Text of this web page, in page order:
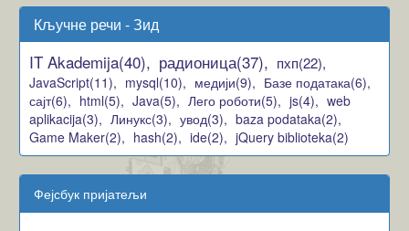
Кључне речи - Зид
IT Akademija(40), радионица(37), пхп(22),
JavaScript(11), mysql(10), медији(9), Базе података(6),
сајт(6), html(5), Java(5), Лего роботи(5), js(4), web
aplikacija(3), Линукс(3), увод(3), baza podataka(2),
Game Maker(2), hash(2), ide(2), jQuery biblioteka(2)
Фејсбук пријатељи